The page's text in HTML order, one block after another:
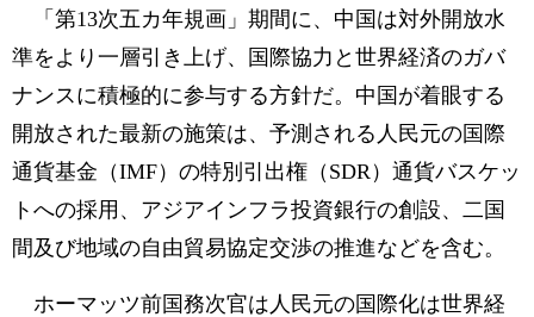
「第13次五カ年規画」期間に、中国は対外開放水
準をより一層引き上げ、国際協力と世界経済のガバ
ナンスに積極的に参与する方針だ。中国が着眼する
開放された最新の施策は、予測される人民元の国際
通貨基金（IMF）の特別引出権（SDR）通貨バスケッ
トへの採用、アジアインフラ投資銀行の創設、二国
間及び地域の自由貿易協定交渉の推進などを含む。
ホーマッツ前国務次官は人民元の国際化は世界経